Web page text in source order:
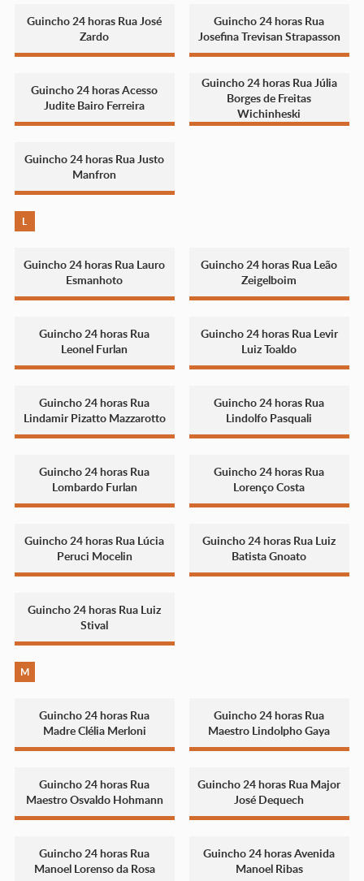
Guincho 24 horas Rua José
Zardo
Guincho 24 horas Rua
Josefina Trevisan Strapasson
Guincho 24 horas Acesso
Judite Bairo Ferreira
Guincho 24 horas Rua Júlia
Borges de Freitas
Wichinheski
Guincho 24 horas Rua Justo
Manfron
L
Guincho 24 horas Rua Lauro
Esmanhoto
Guincho 24 horas Rua Leão
Zeigelboim
Guincho 24 horas Rua
Leonel Furlan
Guincho 24 horas Rua Levir
Luiz Toaldo
Guincho 24 horas Rua
Lindamir Pizatto Mazzarotto
Guincho 24 horas Rua
Lindolfo Pasquali
Guincho 24 horas Rua
Lombardo Furlan
Guincho 24 horas Rua
Lorenço Costa
Guincho 24 horas Rua Lúcia
Peruci Mocelin
Guincho 24 horas Rua Luiz
Batista Gnoato
Guincho 24 horas Rua Luiz
Stival
M
Guincho 24 horas Rua
Madre Clélia Merloni
Guincho 24 horas Rua
Maestro Lindolpho Gaya
Guincho 24 horas Rua
Maestro Osvaldo Hohmann
Guincho 24 horas Rua Major
José Dequech
Guincho 24 horas Rua
Manoel Lorenso da Rosa
Guincho 24 horas Avenida
Manoel Ribas